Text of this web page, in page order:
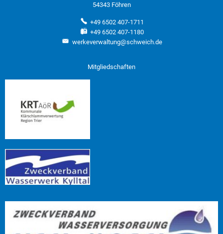
54343 Föhren
+49 6502 407-1711
+49 6502 407-1180
werkeverwaltung@schweich.de
Mitgliedschaften